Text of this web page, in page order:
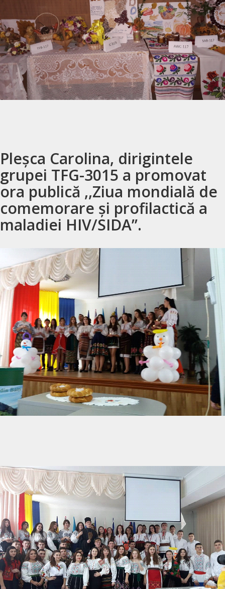
Pleșca Carolina, dirigintele
grupei TFG-3015 a promovat
ora publică ,,Ziua mondială de
comemorare și profilactică a
maladiei HIV/SIDA’’.